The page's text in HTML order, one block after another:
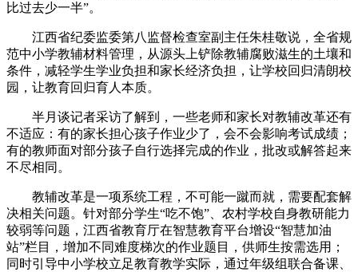
比过去少一半”。
江西省纪委监委第八监督检查室副主任朱桂敬说，全省规
范中小学教辅材料管理，从源头上铲除教辅腐败滋生的土壤和
条件，减轻学生学业负担和家长经济负担，让学校回归清朗校
园，让教育回归育人本质。
半月谈记者采访了解到，一些老师和家长对教辅改革还有
不适应：有的家长担心孩子作业少了，会不会影响考试成绩；
有的教师面对部分孩子自行选择完成的作业，批改或解答起来
不尽相同。
教辅改革是一项系统工程，不可能一蹴而就，需要配套解
决相关问题。针对部分学生“吃不饱”、农村学校自身教研能力
较弱等问题，江西省教育厅在智慧教育平台增设“智慧加油
站”栏目，增加不同难度梯次的作业题目，供师生按需选用；
同时引导中小学校立足教育教学实际，通过年级组联合备课、